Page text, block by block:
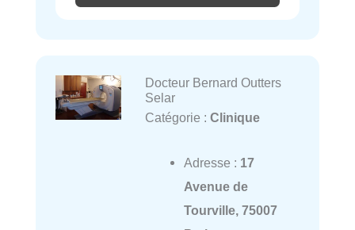
Docteur Bernard Outters
Selar
Catégorie : Clinique
Adresse : 17
Avenue de
Tourville, 75007